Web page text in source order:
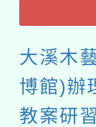
大溪木
博館)辦
教案研